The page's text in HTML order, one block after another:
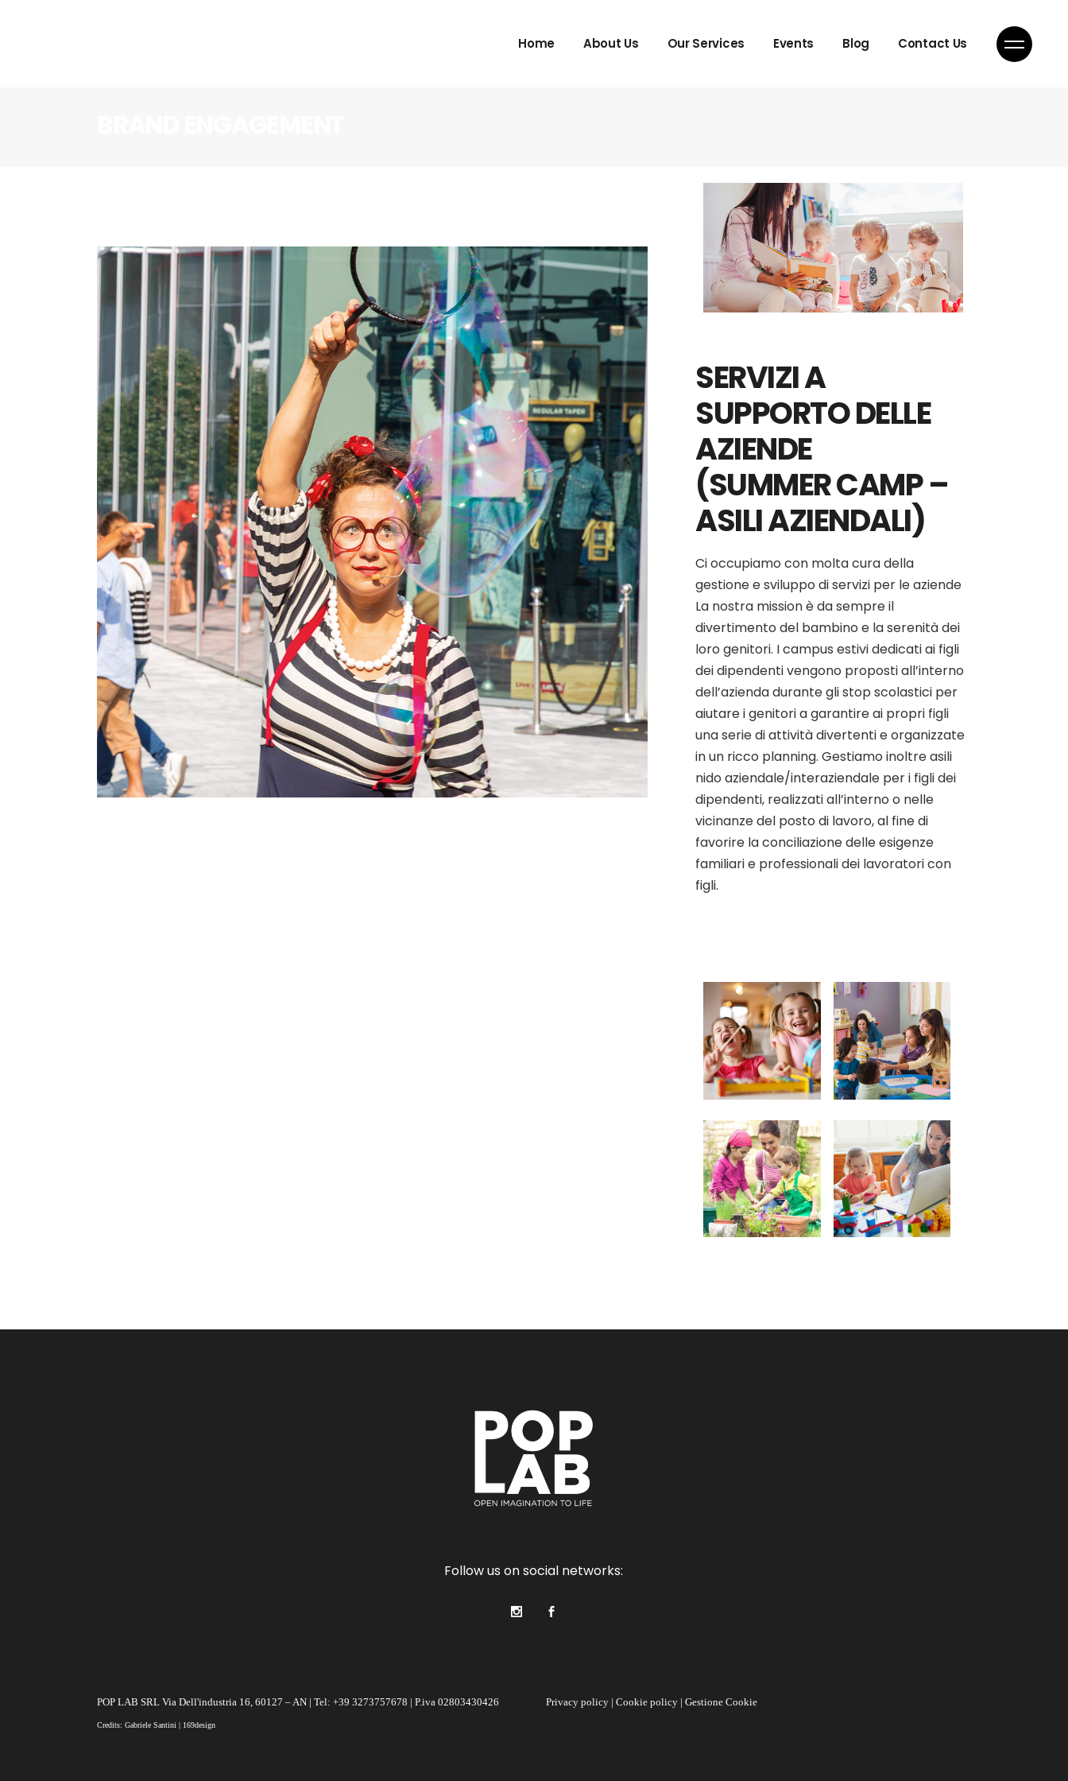
Home About Us Our Services Events Blog Contact Us
SERVIZI A
SUPPORTO DELLE
AZIENDE
(SUMMER CAMP –
ASILI AZIENDALI)
Ci occupiamo con molta cura della
gestione e sviluppo di servizi per le aziende
La nostra mission è da sempre il
divertimento del bambino e la serenità dei
loro genitori. I campus estivi dedicati ai figli
dei dipendenti vengono proposti all’interno
dell’azienda durante gli stop scolastici per
aiutare i genitori a garantire ai propri figli
una serie di attività divertenti e organizzate
in un ricco planning. Gestiamo inoltre asili
nido aziendale/interaziendale per i figli dei
dipendenti, realizzati all’interno o nelle
vicinanze del posto di lavoro, al fine di
favorire la conciliazione delle esigenze
familiari e professionali dei lavoratori con
figli.
Follow us on social networks:
POP LAB SRL Via Dell'industria 16, 60127 – AN | Tel: +39 3273757678 | P.iva 02803430426
Credits: Gabriele Santini | 169design
Privacy policy | Cookie policy | Gestione Cookie